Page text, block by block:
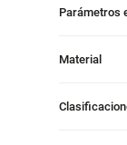
Parámetros
Material